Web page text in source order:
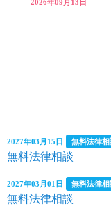
2026年09月13日
2026年08月29日
2027年03月15日 無料法律相
無料法律相談
2027年03月01日 無料法律相
無料法律相談